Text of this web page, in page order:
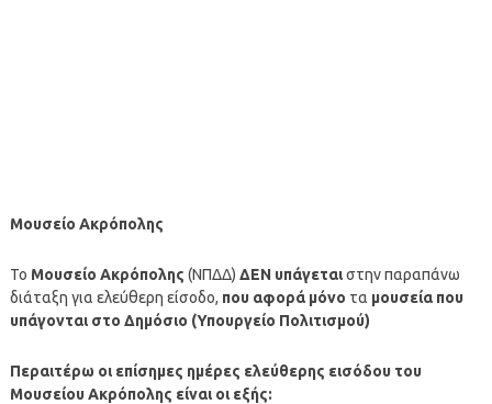
Μουσείο Ακρόπολης
Το Μουσείο Ακρόπολης (ΝΠΔΔ) ΔΕΝ υπάγεταιστην παραπάνω
διάταξη για ελεύθερη είσοδο, που αφορά μόνο τα μουσεία που
υπάγονται στο Δημόσιο (Υπουργείο Πολιτισμού)
Περαιτέρω οι επίσημες ημέρες ελεύθερης εισόδου του
Μουσείου Ακρόπολης είναι οι εξής: